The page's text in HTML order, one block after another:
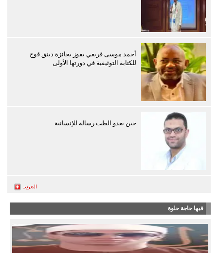
أحمد موسى قريعي يفوز بجائزة دينق قوج
للكتابة التوثيقية في دورتها الأولى
حين يغدو الطب رسالة للإنسانية
فيها حاجة حلوة